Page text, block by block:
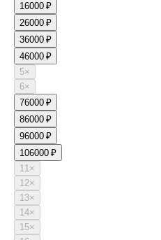
16000 ₽
26000 ₽
36000 ₽
46000 ₽
5×
6×
76000 ₽
86000 ₽
96000 ₽
106000 ₽
11×
12×
13×
14×
15×